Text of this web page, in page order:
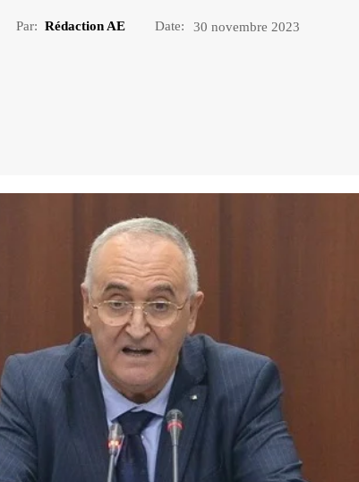
Par: Rédaction AE Date: 30 novembre 2023